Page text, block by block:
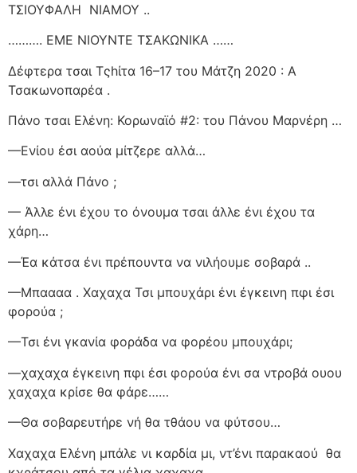
ΤΣΙΟΥΦΑΛΗ ΝΙΑΜΟΥ ..
………. ΕΜΕ ΝΙΟΥΝΤΕ ΤΣΑΚΩΝΙΚΑ ……
Δέφτερα τσαι Τςhίτα 16–17 του Μάτζη 2020 : Α
Τσακωνοπαρέα .
Πάνο τσαι Ελένη: Κορωναϊό #2: του Πάνου Μαρνέρη …
—Ενίου έσι αούα μίτζερε αλλά…
—τσι αλλά Πάνο ;
— Άλλε ένι έχου το όνουμα τσαι άλλε ένι έχου τα
χάρη…
—Έα κάτσα ένι πρέπουντα να νιλήουμε σοβαρά ..
—Μπαααα . Χαχαχα Τσι μπουχάρι ένι έγκεινη πφι έσι
φορούα ;
—Τσι ένι γκανία φοράδα να φορέου μπουχάρι;
—χαχαχα έγκεινη πφι έσι φορούα ένι σα ντροβά ουου
χαχαχα κρίσε θα φάρε……
—Θα σοβαρευτήρε νή θα τθάου να φύτσου…
Χαχαχα Ελένη μπάλε νι καρδία μι, ντ’ένι παρακαού θα